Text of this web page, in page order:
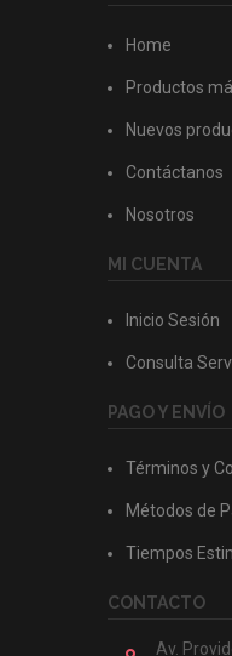
Home
Productos
Nuevos
Contáctanos
Nosotros
MI CUENTA
Inicio Sesión
Consulta
PAGO Y ENVÍO
Términos y
Métodos de
Tiempos
CONTACTO
Av.